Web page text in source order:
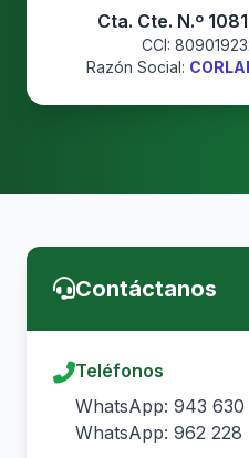
Cta. Cte. N.º
CCI:
Razón Social:
Contáctanos
Teléfonos
WhatsApp: 943 630
WhatsApp: 962 228